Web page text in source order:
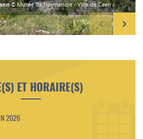
© Musée de Normandie - Ville de Caen /
ET HORAIRE(S)
2026